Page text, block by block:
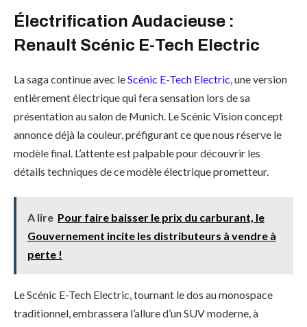
Électrification Audacieuse :
Renault Scénic E-Tech Electric
La saga continue avec leScénic E-Tech Electric, une version
entièrement électrique qui fera sensation lors de sa
présentation au salon de Munich. Le Scénic Vision concept
annonce déjà la couleur, préfigurant ce que nous réserve le
modèle final. L’attente est palpable pour découvrir les
détails techniques de ce modèle électrique prometteur.
A lire Pour faire baisser le prix du carburant, le
Gouvernement incite les distributeurs à vendre à
perte !
Le Scénic E-Tech Electric, tournant le dos au monospace
traditionnel, embrassera l’allure d’un SUV moderne, à